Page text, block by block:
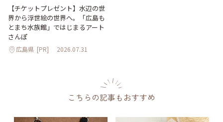
【チケットプレゼント】水辺の世
界から浮世絵の世界へ。「広島も
とまち水族館」ではじまるアート
さんぽ
広島県 [PR] 2026.07.31
こちらの記事もおすすめ